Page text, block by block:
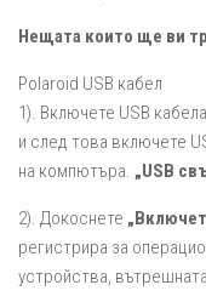
Нещата които ще ви
Polaroid USB кабел
1). Включете USB
и след това включете
на компютъра. „USB
2). Докоснете
регистрира за
устройства,